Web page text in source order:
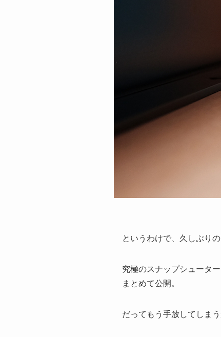
というわけで、久しぶり
究極のスナップシュータ
まとめて公開。
だってもう手放してしま